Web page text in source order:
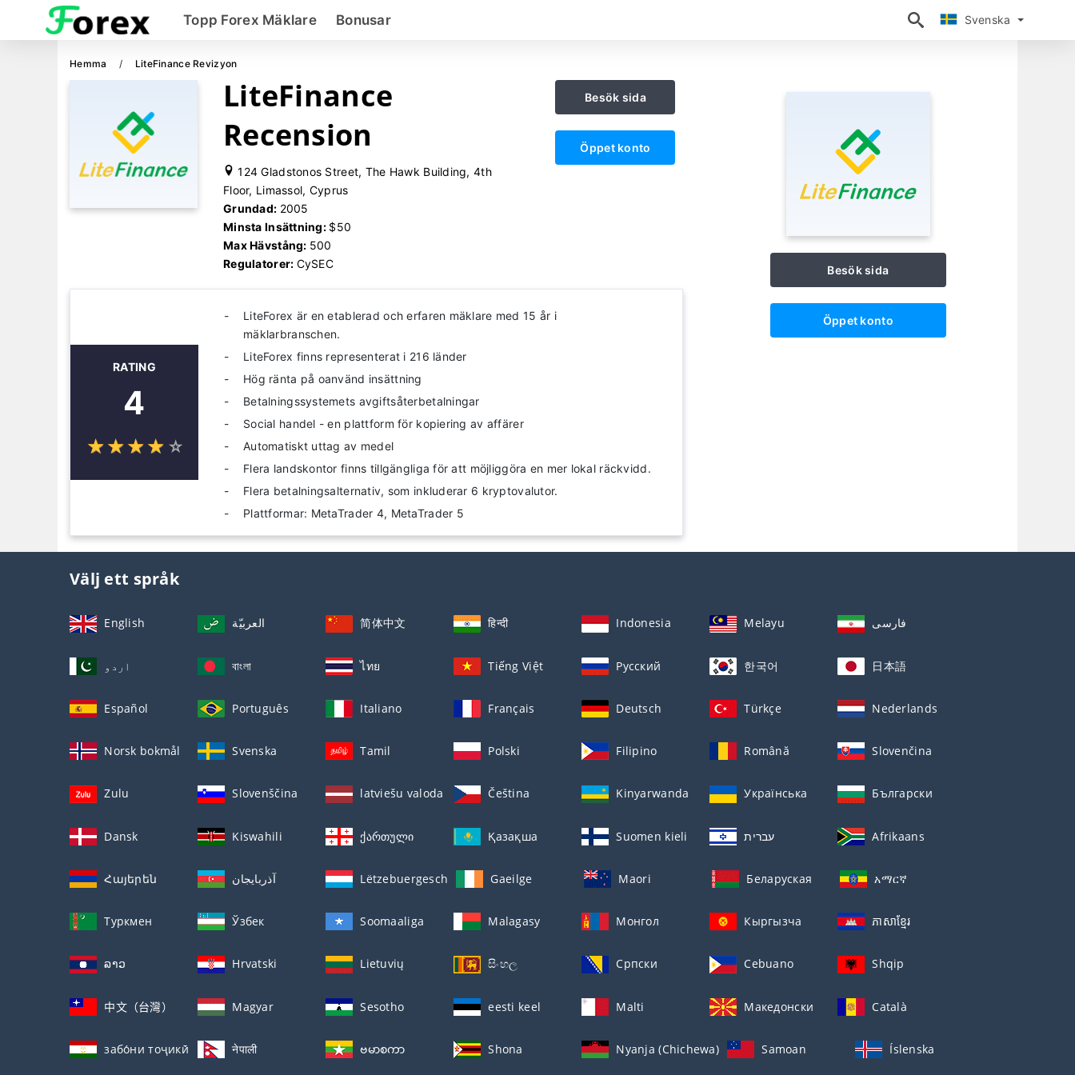
Svenska
Topp Forex Mäklare Bonusar Svenska
Hemma LiteFinance Revizyon
LiteFinance
Recension
124 Gladstonos Street, The Hawk Building, 4th
Floor, Limassol, Cyprus
Grundad: 2005
Minsta Insättning: $50
Max Hävstång: 500
Regulatorer: CySEC
Besök sida
Öppet konto
RATING
4
☆☆☆☆ ☆
★★★★ ★
LiteForex är en etablerad och erfaren mäklare med 15 år i
mäklarbranschen.
LiteForex finns representerat i 216 länder
Hög ränta på oanvänd insättning
Betalningssystemets avgiftsåterbetalningar
Social handel - en plattform för kopiering av affärer
Automatiskt uttag av medel
Flera landskontor finns tillgängliga för att möjliggöra en mer lokal räckvidd.
Flera betalningsalternativ, som inkluderar 6 kryptovalutor.
Plattformar: MetaTrader 4, MetaTrader 5
Besök sida
Öppet konto
Välj ett språk
English العربيّة 简体中文 हिन्दी Indonesia Melayu فارسی
اردو বাংলা ไทย Tiếng Việt Русский 한국어 日本語
Español Português Italiano Français Deutsch Türkçe Nederlands
Norsk bokmål Svenska Tamil Polski Filipino Română Slovenčina
Zulu Slovenščina latviešu valoda Čeština Kinyarwanda Українська Български
Dansk Kiswahili ქართული Қазақша Suomen kieli עברית Afrikaans
Հայերեն آذربايجان Lëtzebuergesch Gaeilge Maori Беларуская አማርኛ
Туркмен Ўзбек Soomaaliga Malagasy Монгол Кыргызча ភាសាខ្មែរ
ລາວ Hrvatski Lietuvių සිංහල Српски Cebuano Shqip
中文（台灣） Magyar Sesotho eesti keel Malti Македонски Català
забо́ни тоҷикӣ́ नेपाली ဗမာစကာ Shona Nyanja (Chichewa) Samoan Íslenska